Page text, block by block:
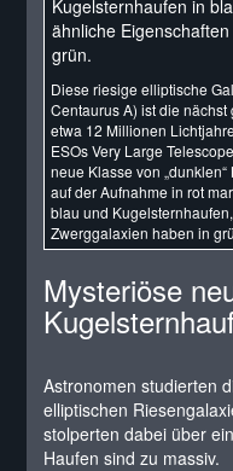
Diese riesige elliptische
Centaurus A) ist die
etwa 12 Millionen
ESOs Very Large
neue Klasse von
auf der Aufnahme in rot
blau und
Zwerggalaxien haben in
Mysteriöse
Astronomen studierten
elliptischen
stolperten dabei über
Haufen sind zu massiv.